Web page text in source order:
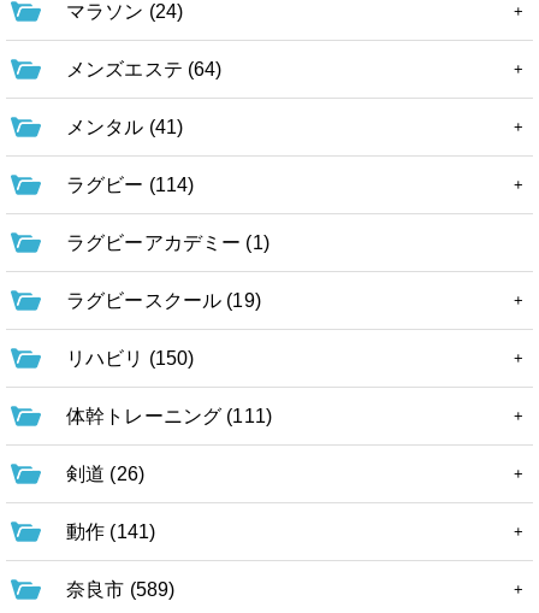
マラソン (24)
メンズエステ (64)
メンタル (41)
ラグビー (114)
ラグビーアカデミー (1)
ラグビースクール (19)
リハビリ (150)
体幹トレーニング (111)
剣道 (26)
動作 (141)
奈良市 (589)